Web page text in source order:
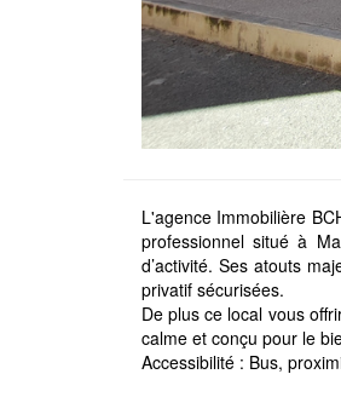
L'agence Immobilière
professionnel situé à
d’activité. Ses atouts
privatif sécurisées.
De plus ce local vous
calme et conçu pour le
Accessibilité : Bus,